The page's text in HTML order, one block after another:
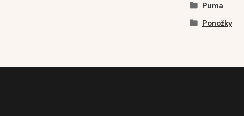
Puma
Ponožky